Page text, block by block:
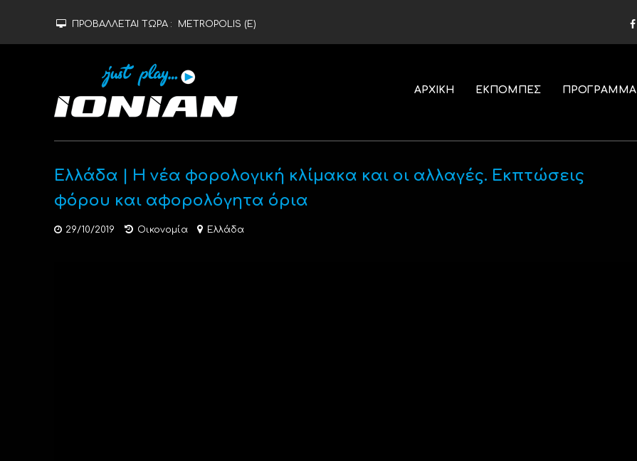
ΠΡΟΒΑΛΛΕΤΑΙ ΤΩΡΑ : METROPOLIS (Ε)
ΑΡΧΙΚΗ ΕΚΠΟΜΠΕΣ ΠΡΟΓΡΑΜΜΑ
Ελλάδα | Η νέα φορολογική κλίμακα και οι αλλαγές. Εκπτώσεις
φόρου και αφορολόγητα όρια
29/10/2019 Οικονομία Ελλάδα